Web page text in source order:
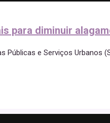
para diminuir
Públicas e Serviços Urbanos